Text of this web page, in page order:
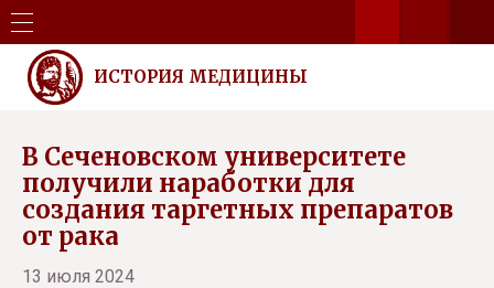
ИСТОРИЯ МЕДИЦИНЫ
В Сеченовском университете
получили наработки для
создания таргетных препаратов
от рака
13 июля 2024